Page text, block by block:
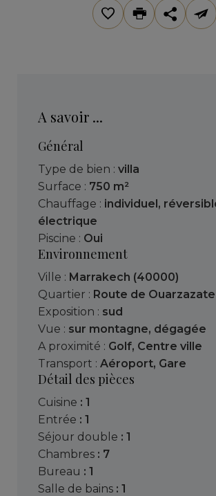
A savoir ...
Général
Type de bien : villa
Surface : 750 m²
Chauffage : individuel,
électrique
Piscine : Oui
Environnement
Ville : Marrakech (40000)
Quartier : Route de Ouarzazate
Exposition : sud
Vue : sur montagne, dégagée
A proximité : Golf, Centre ville
Transport : Aéroport, Gare
Détail des pièces
cuisine : 1
entrée : 1
séjour double : 1
chambres : 7
bureau : 1
salle de bains : 1